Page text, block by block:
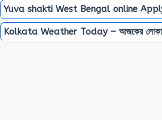
Yuva shakti West Bengal online Apply
Kolkata Weather Today – আজকের লোকাল